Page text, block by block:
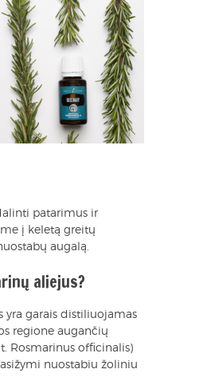
patarimus ir
į keletą greitų
augalą.
aliejus?
yra garais distiliuojamas
regione augančių
Rosmarinus officinalis)
nuostabiu žoliniu